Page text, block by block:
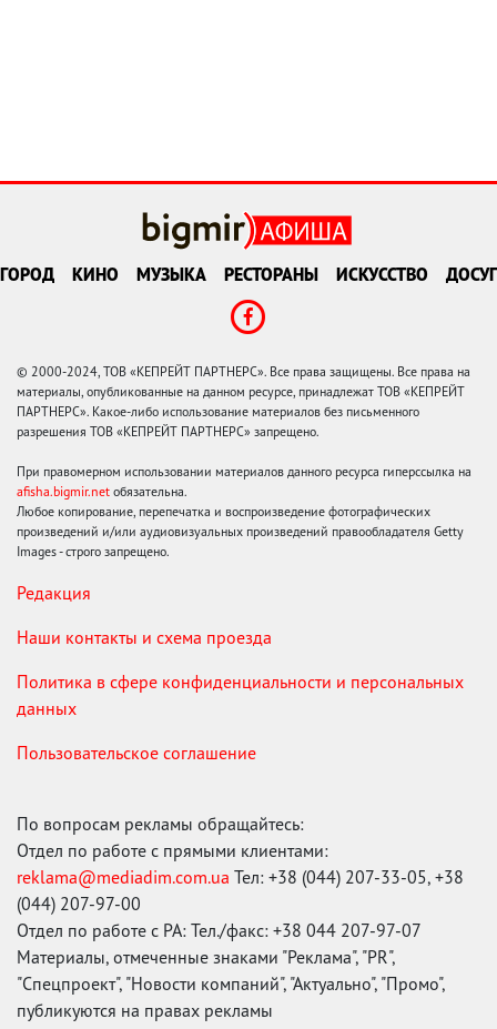
ГОРОД КИНО МУЗЫКА РЕСТОРАНЫ ИСКУССТВО ДОСУГ
© 2000-2024, ТОВ «КЕПРЕЙТ ПАРТНЕРС». Все права защищены. Все права на
материалы, опубликованные на данном ресурсе, принадлежат ТОВ «КЕПРЕЙТ
ПАРТНЕРС». Какое-либо использование материалов без письменного
разрешения ТОВ «КЕПРЕЙТ ПАРТНЕРС» запрещено.
При правомерном использовании материалов данного ресурса гиперссылка на
afisha.bigmir.net обязательна.
Любое копирование, перепечатка и воспроизведение фотографических
произведений и/или аудиовизуальных произведений правообладателя Getty
Images - строго запрещено.
Редакция
Наши контакты и схема проезда
Политика в сфере конфиденциальности и персональных
данных
Пользовательское соглашение
По вопросам рекламы обращайтесь:
Отдел по работе с прямыми клиентами:
reklama@mediadim.com.ua Тел: +38 (044) 207-33-05, +38
(044) 207-97-00
Отдел по работе с РА: Тел./факс: +38 044 207-97-07
Материалы, отмеченные знаками "Реклама", "PR",
"Спецпроект", "Новости компаний", "Актуально", "Промо",
публикуются на правах рекламы